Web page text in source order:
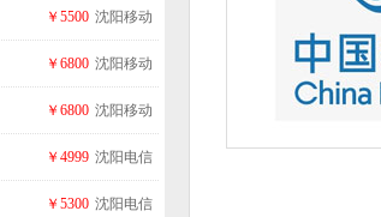
沈阳移动
￥5500
沈阳移动
￥6800
沈阳移动
￥6800
沈阳电信
￥4999
沈阳电信
￥5300